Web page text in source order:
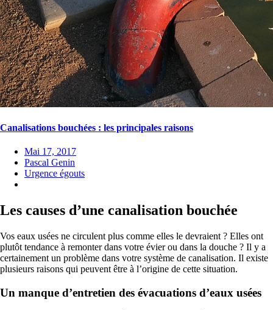
Canalisations bouchées : les principales raisons
Mai 17, 2017
Pascal Genin
Urgence égouts
Les causes d’une canalisation bouchée
Vos eaux usées ne circulent plus comme elles le devraient ? Elles ont
plutôt tendance à remonter dans votre évier ou dans la douche ? Il y a
certainement un problème dans votre système de canalisation. Il existe
plusieurs raisons qui peuvent être à l’origine de cette situation.
Un manque d’entretien des évacuations d’eaux usées